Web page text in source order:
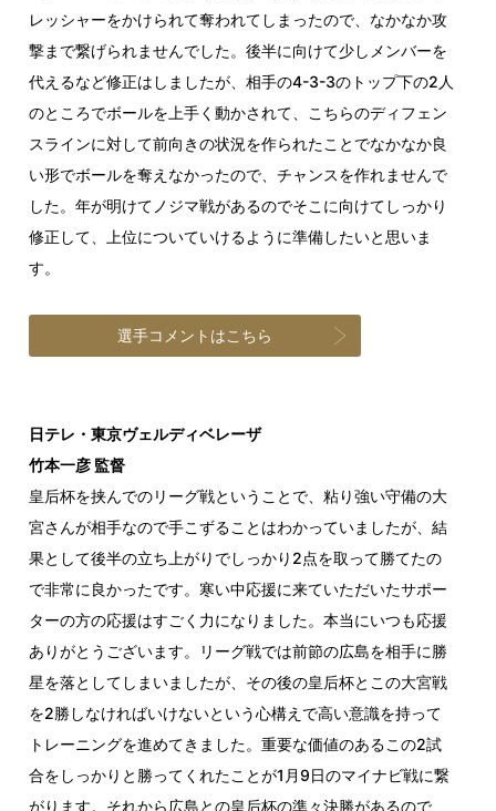
レッシャーをかけられて奪われてしまったので、なかなか攻
撃まで繋げられませんでした。後半に向けて少しメンバーを
代えるなど修正はしましたが、相手の4-3-3のトップ下の2人
のところでボールを上手く動かされて、こちらのディフェン
スラインに対して前向きの状況を作られたことでなかなか良
い形でボールを奪えなかったので、チャンスを作れませんで
した。年が明けてノジマ戦があるのでそこに向けてしっかり
修正して、上位についていけるように準備したいと思いま
す。
選手コメントはこちら
日テレ・東京ヴェルディベレーザ
竹本一彦 監督
皇后杯を挟んでのリーグ戦ということで、粘り強い守備の大
宮さんが相手なので手こずることはわかっていましたが、結
果として後半の立ち上がりでしっかり2点を取って勝てたの
で非常に良かったです。寒い中応援に来ていただいたサポー
ターの方の応援はすごく力になりました。本当にいつも応援
ありがとうございます。リーグ戦では前節の広島を相手に勝
星を落としてしまいましたが、その後の皇后杯とこの大宮戦
を2勝しなければいけないという心構えで高い意識を持って
トレーニングを進めてきました。重要な価値のあるこの2試
合をしっかりと勝ってくれたことが1月9日のマイナビ戦に繋
がります。それから広島との皇后杯の準々決勝があるので、